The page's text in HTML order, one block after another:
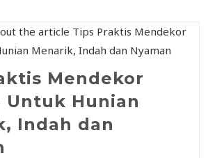
Mendekor
Hunian
Indah dan